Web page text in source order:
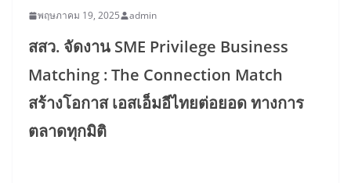
พฤษภาคม 19, 2025 admin
สสว. จัดงาน SME Privilege Business
Matching : The Connection Match
สร้างโอกาส เอสเอ็มอีไทยต่อยอด ทางการ
ตลาดทุกมิติ